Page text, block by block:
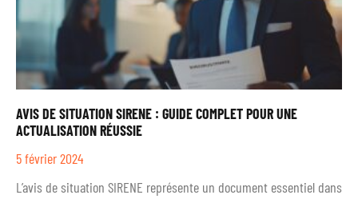
AVIS DE SITUATION SIRENE : GUIDE COMPLET POUR UNE
ACTUALISATION RÉUSSIE
5 février 2024
L’avis de situation SIRENE représente un document essentiel dans